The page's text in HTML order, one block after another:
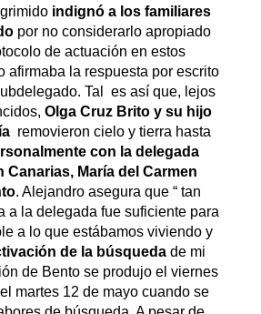
indignó a los familiares
por no considerarlo apropiado
de actuación en estos
afirmaba la respuesta por escrito
Tal es así que, lejos
Olga Cruz Brito y su hijo
removieron cielo y tierra hasta
con la delegada
Canarias, María del Carmen
. Alejandro asegura que “ tan
a la delegada fue suficiente para
a lo que estábamos viviendo y
de la búsquedade mi
de Bento se produjo el viernes
martes 12 de mayo cuando se